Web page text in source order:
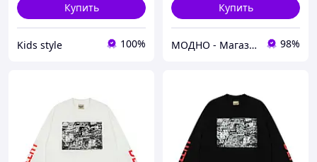
Купить
Kids style 100%
Купить
МОДНО - Магазин детской и женской одежды и обуви 98%